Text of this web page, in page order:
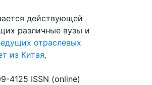
действующей
различные вузы и
отраслевых
из Китая,
4125 ISSN (online)